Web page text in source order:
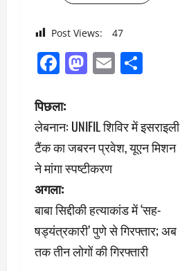
Post Views: 47
Facebook
Mastodon
Email
पो
स्ट
ने
वि
गे
श
पिछला:
लेबनान: UNIFIL शिविर में इसराइली
टैंक का जबरन प्रवेश, यूएन मिशन
ने मांगा स्पष्टीकरण
अगला:
बाबा सिद्दीकी हत्याकांड में ‘सह-
षड्यंत्रकारी’ पुणे से गिरफ्तार; अब
तक तीन लोगों की गिरफ्तारी